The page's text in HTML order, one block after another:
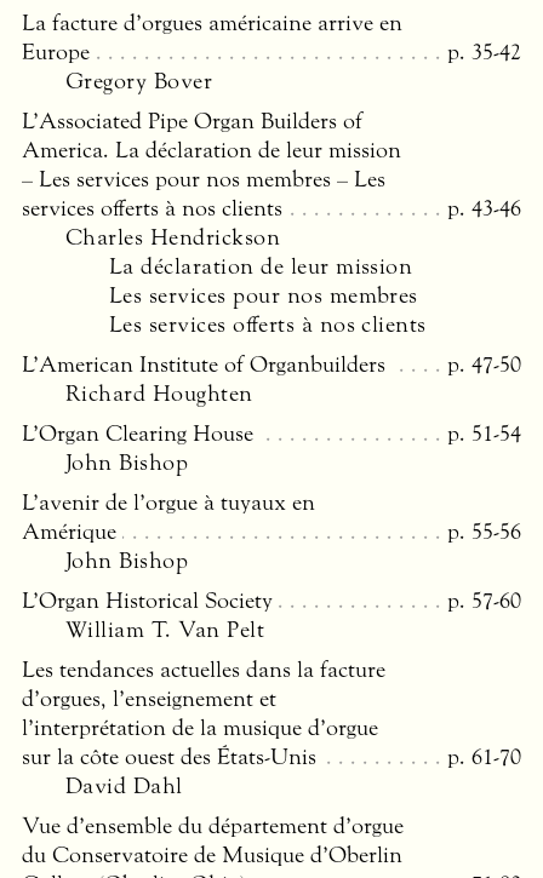
La facture d’orgues américaine arrive en
Europe
p. 35-42
Gregory Bover
L’Associated Pipe Organ Builders of
America. La déclaration de leur mission
– Les services pour nos membres – Les
services offerts à nos clients
p. 43-46
Charles Hendrickson
La déclaration de leur mission
Les services pour nos membres
Les services offerts à nos clients
L’American Institute of Organbuilders
p. 47-50
Richard Houghten
L’Organ Clearing House
p. 51-54
John Bishop
L’avenir de l’orgue à tuyaux en
Amérique
p. 55-56
John Bishop
L’Organ Historical Society
p. 57-60
William T. Van Pelt
Les tendances actuelles dans la facture
d’orgues, l’enseignement et
l’interprétation de la musique d’orgue
sur la côte ouest des États-Unis
p. 61-70
David Dahl
Vue d’ensemble du département d’orgue
du Conservatoire de Musique d’Oberlin